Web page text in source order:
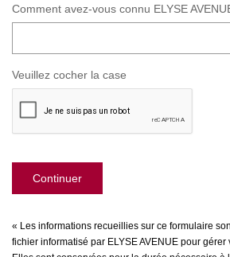
Comment avez-vous connu ELYSE
Veuillez cocher la case
Continuer
« Les informations recueillies sur ce formulaire
fichier informatisé par ELYSE AVENUE pour